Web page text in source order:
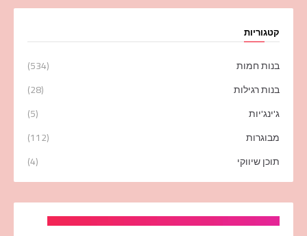
קטגוריות
בנות חמות
(534)
בנות רגילות
(28)
ג'ינג'יות
(5)
מבוגרות
(112)
תוכן שיווקי
(4)